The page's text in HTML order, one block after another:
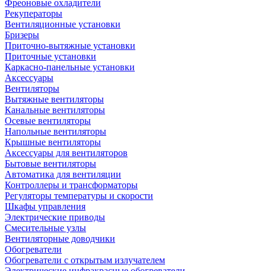
Фреоновые охладители
Рекуператоры
Вентиляционные установки
Бризеры
Приточно-вытяжные установки
Приточные установки
Каркасно-панельные установки
Аксессуары
Вентиляторы
Вытяжные вентиляторы
Канальные вентиляторы
Осевые вентиляторы
Напольные вентиляторы
Крышные вентиляторы
Аксессуары для вентиляторов
Бытовые вентиляторы
Автоматика для вентиляции
Контроллеры и трансформаторы
Регуляторы температуры и скорости
Шкафы управления
Электрические приводы
Смесительные узлы
Вентиляторные доводчики
Обогреватели
Обогреватели с открытым излучателем